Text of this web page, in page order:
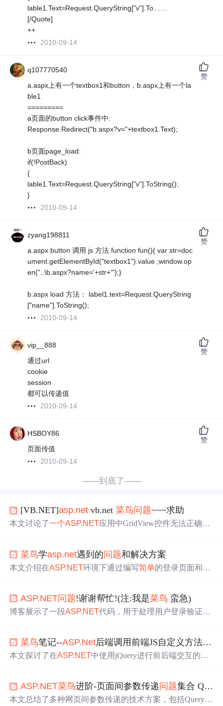
lable1.Text=Request.QueryString["v"].To……
[/Quote]
++
2010-09-14
q107770540
a.aspx上有一个textbox1和button，b.aspx上有一个la
ble1
=========
a页面的button click事件中:
Response.Redirect("b.aspx?v="+textbox1.Text);
b页面page_load:
if(!PostBack)
{
lable1.Text=Request.QueryString["v"].ToString();
}
2010-09-14
赞
zyang198811
a.aspx button 调用 js 方法 function fun(){ var str=doc
ument.getElementById("textbox1").value ;window.op
en("..\b.aspx?name='+str+'");}
b.aspx load 方法： label1.text=Request.QueryString
["name"].ToString();
2010-09-14
赞
vip__888
通过url
cookie
session
都可以传递值
2010-09-14
赞
HSBOY86
页面传值
2010-09-14
赞
——到底了——
[VB.NET]asp.net vb.net菜鸟问题~~~求助
本文讨论了一个ASP.NET应用中GridView控件无法正确显
议检查数据绑定及SQL连接是否正确打开。
菜鸟学asp.net遇到的问题和解决方案
本文介绍在ASP.NET环境下通过编写简单的登录页面和日
x文件的使用及IHttpHandler接口的实现方式。
ASP.NET问题!谢谢帮忙!(注:我是菜鸟 蛮急)
博客展示了一段ASP.NET代码，用于处理用户登录验证。
行。涉及ASP.NET、SQL数据库操作及登录验证逻辑。
菜鸟笔记--ASP.Net后端调用前端JS自定义方法遇到的
本文探讨了在ASP.NET中使用jQuery进行前后端交互的方
ck后正确获取服务器端赋值的方法。
ASP.NET菜鸟进阶-页面间参数传递问题集合 QueryString Session Cookies Application
本文总结了多种网页间参数传递的技术方案，包括QuerySt